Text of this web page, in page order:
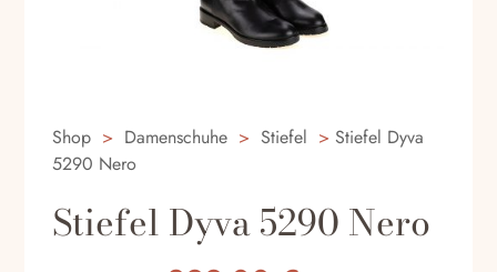
Shop > Damenschuhe > Stiefel > Stiefel Dyva
5290 Nero
Stiefel Dyva 5290 Nero